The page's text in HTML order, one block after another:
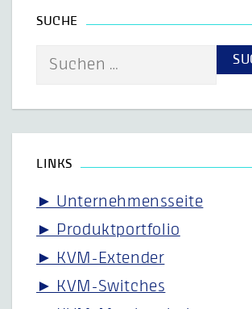
SUCHE
Suche
LINKS
► Unternehmensseite
► Produktportfolio
► KVM-Extender
► KVM-Switches